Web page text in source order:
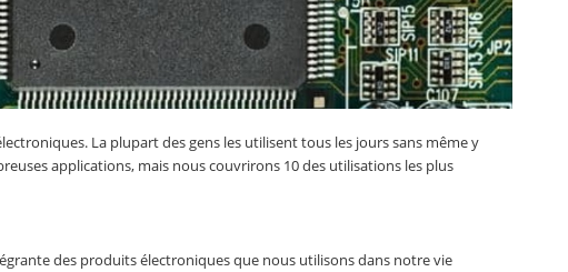
La plupart des gens les utilisent tous les jours sans même y
applications, mais nous couvrirons 10 des utilisations les plus
des produits électroniques que nous utilisons dans notre vie